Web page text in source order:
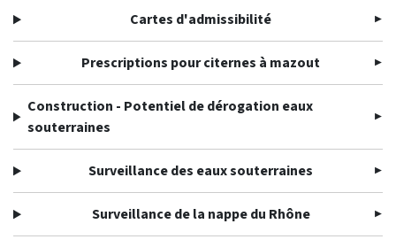
Cartes d'admissibilité
Prescriptions pour citernes à mazout
Construction - Potentiel de dérogation eaux
souterraines
Surveillance des eaux souterraines
Surveillance de la nappe du Rhône